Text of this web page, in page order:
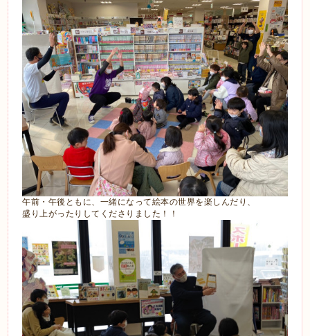
午前・午後ともに、一緒になって絵本の世界を楽しんだり、
盛り上がったりしてくださりました！！